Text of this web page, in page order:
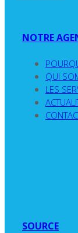
NOTRE
QUI
LES
SOURCE